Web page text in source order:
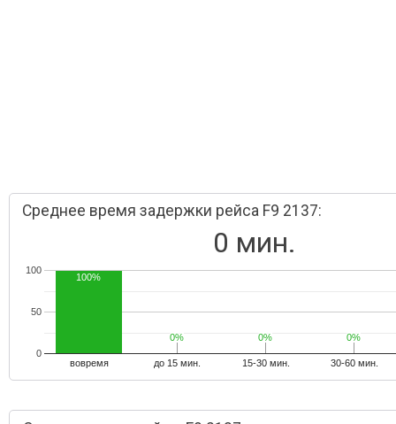
Среднее время задержки рейса F9 2137:
0 мин.
вовремя до 15 мин. 15-30 мин. 30-60 мин.
0
50
100
100%
0%
0% 0%
0% 0%
0%